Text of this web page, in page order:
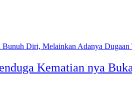
Kematian nya